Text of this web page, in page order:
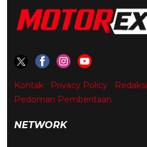
Kontak Privacy Policy Redaksi
Pedoman Pemberitaan
NETWORK